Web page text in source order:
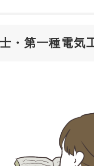
・第一種電気